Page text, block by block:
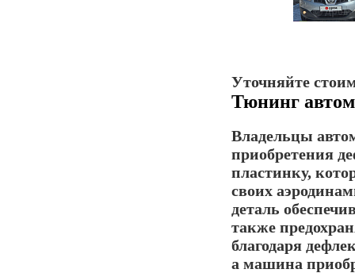
Уточняйте
Тюнинг
Владельцы
приобретения
пластинку,
своих
деталь
также
благодаря
а машина